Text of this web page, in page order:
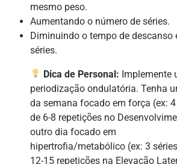
mesmo peso.
Aumentando o número de séries.
Diminuindo o tempo de descanso
séries.
Dica de Personal: Implemente
periodização ondulatória. Tenha
da semana focado em força (ex:
de 6-8 repetições no
outro dia focado em
hipertrofia/metabólico (ex: 3
12-15 repetições na Elevação